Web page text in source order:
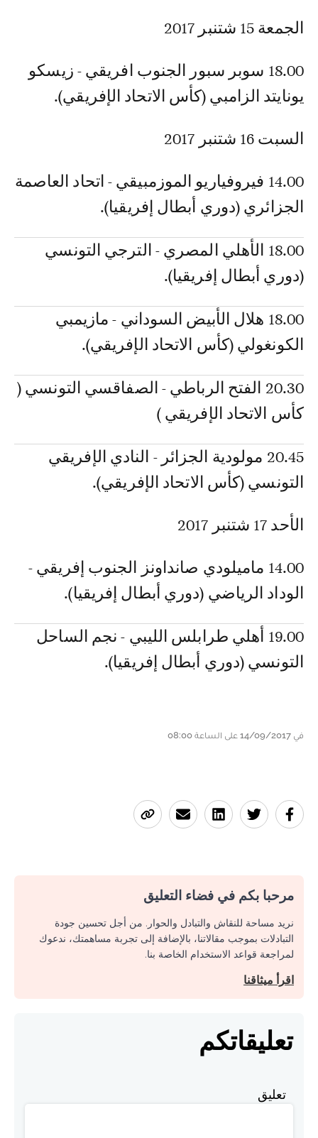
الجمعة 15 شتنبر 2017
18.00 سوبر سبور الجنوب افريقي - زيسكو
يونايتد الزامبي (كأس الاتحاد الإفريقي).
السبت 16 شتنبر 2017
14.00 فيروفياريو الموزمبيقي - اتحاد العاصمة
الجزائري (دوري أبطال إفريقيا).
18.00 الأهلي المصري - الترجي التونسي
(دوري أبطال إفريقيا).
18.00 هلال الأبيض السوداني - مازيمبي
الكونغولي (كأس الاتحاد الإفريقي).
20.30 الفتح الرباطي - الصفاقسي التونسي (
كأس الاتحاد الإفريقي )
20.45 مولودية الجزائر - النادي الإفريقي
التونسي (كأس الاتحاد الإفريقي).
الأحد 17 شتنبر 2017
14.00 ماميلودي صانداونز الجنوب إفريقي -
الوداد الرياضي (دوري أبطال إفريقيا).
19.00 أهلي طرابلس الليبي - نجم الساحل
التونسي (دوري أبطال إفريقيا).
في 14/09/2017 على الساعة 08:00
مرحبا بكم في فضاء التعليق
نريد مساحة للنقاش والتبادل والحوار. من أجل تحسين جودة
التبادلات بموجب مقالاتنا، بالإضافة إلى تجربة مساهمتك، ندعوك
لمراجعة قواعد الاستخدام الخاصة بنا.
اقرأ ميثاقنا
تعليقاتكم
تعليق